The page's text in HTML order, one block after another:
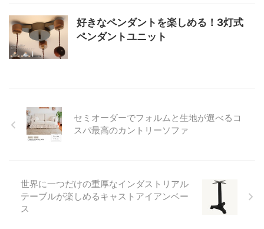
好きなペンダントを楽しめる！3灯式
ペンダントユニット
セミオーダーでフォルムと生地が選べるコ
スパ最高のカントリーソファ
世界に一つだけの重厚なインダストリアル
テーブルが楽しめるキャストアイアンベー
ス